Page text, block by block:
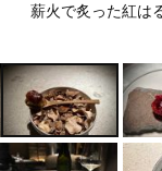
薪火で炙った紅は